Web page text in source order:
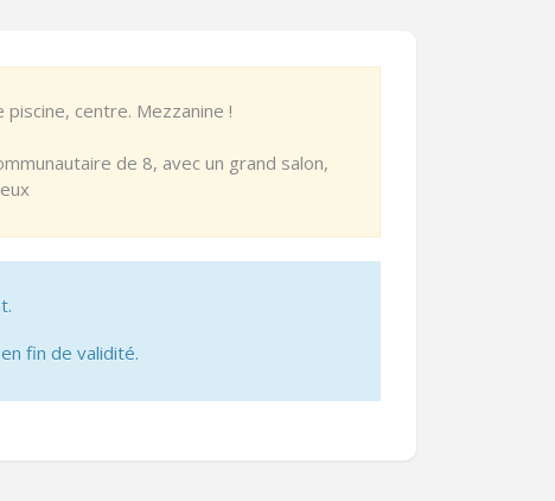
centre. Mezzanine !
de 8, avec un grand salon,
fin de validité.